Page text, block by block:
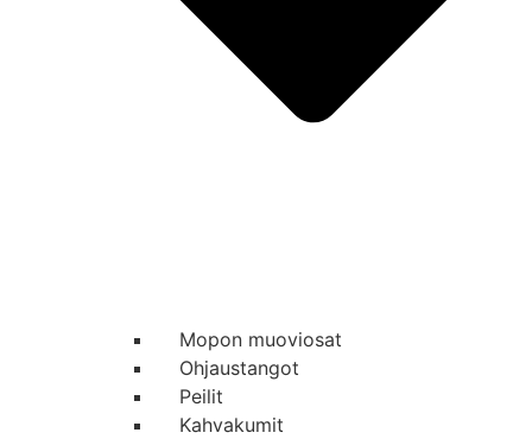
Mopon muoviosat
Ohjaustangot
Peilit
Kahvakumit